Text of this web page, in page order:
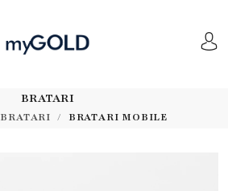
BRATARI
BRATARI BRATARI MOBILE